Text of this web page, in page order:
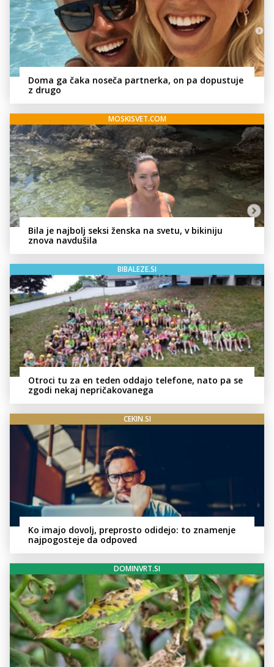
Doma ga čaka noseča partnerka, on pa dopustuje
z drugo
MOSKISVET.COM
Bila je najbolj seksi ženska na svetu, v bikiniju
znova navdušila
BIBALEZE.SI
Otroci tu za en teden oddajo telefone, nato pa se
zgodi nekaj nepričakovanega
CEKIN.SI
Ko imajo dovolj, preprosto odidejo: to znamenje
najpogosteje da odpoved
DOMINVRT.SI